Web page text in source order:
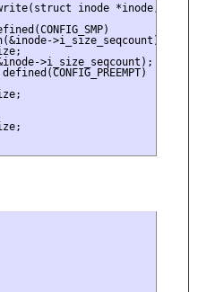
inode *inode,
>i_size_seqcount);
>i_size_seqcount);